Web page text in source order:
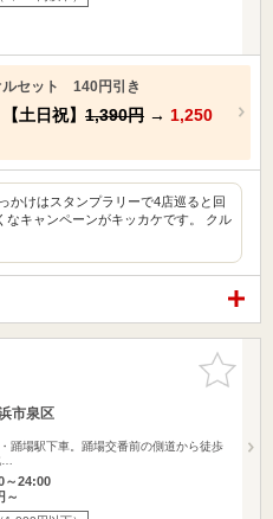
ルセット 140円引き
土日祝】 1,390円 → 1,250
かけはスタンプラリーで4店巡ると回
なキャンペーンがキッカケです。 クル
お気に入
りに追加
市泉区
踊場駅下車。踊場交番前の側道から徒歩
～24:00
～